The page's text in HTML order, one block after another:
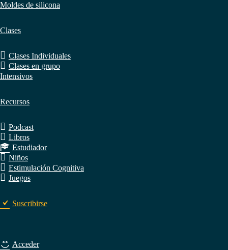
Moldes de silicona
Clases
Clases Individuales
Clases en grupo
Intensivos
Recursos
Podcast
Libros
Estudiador
Niños
Estimulación Cognitiva
Juegos
Suscribirse
Acceder